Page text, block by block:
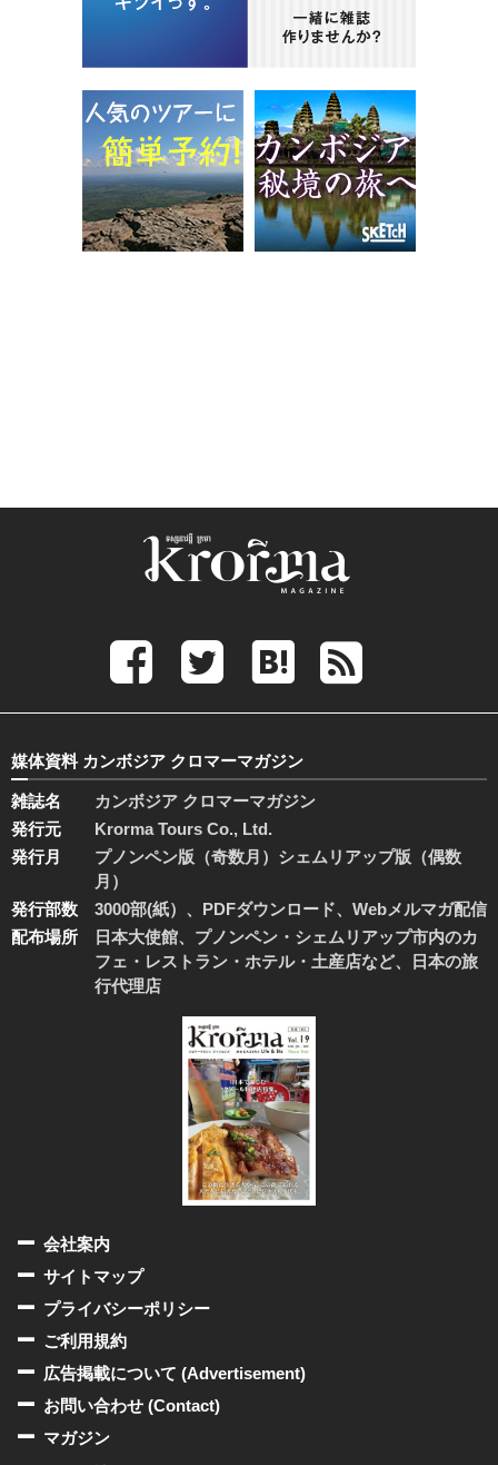
媒体資料 カンボジア クロマーマガジン
雑誌名
カンボジア クロマーマガジン
発行元
Krorma Tours Co., Ltd.
発行月
プノンペン版（奇数月）シェムリアップ版（偶数
月）
発行部数
3000部(紙）、PDFダウンロード、Webメルマガ配信
配布場所
日本大使館、プノンペン・シェムリアップ市内のカ
フェ・レストラン・ホテル・土産店など、日本の旅
行代理店
会社案内
サイトマップ
プライバシーポリシー
ご利用規約
広告掲載について (Advertisement)
お問い合わせ (Contact)
マガジン